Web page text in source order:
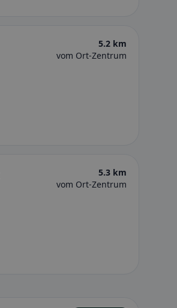
5.2 km
vom Ort-Zentrum
5.3 km
vom Ort-Zentrum